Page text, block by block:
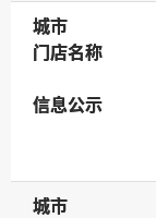
城市
城市
门店名称
门店名称
信息公示
信息公示
城市
城市